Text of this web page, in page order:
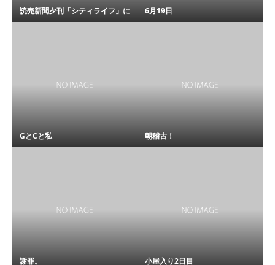
読売新聞夕刊「シティライフ」に 6月19日
GとCと私 朝稽古！
謝罪。 小屋入り2日目